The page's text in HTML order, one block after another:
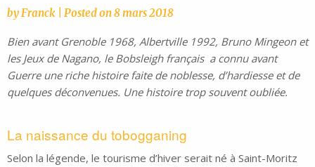
byFranck Posted on8 mars 2018
Bien avant Grenoble 1968, Albertville 1992, Bruno Mingeon et
les Jeux de Nagano, le Bobsleigh français a connu avant
Guerre une riche histoire faite de noblesse, d’hardiesse et de
quelques déconvenues. Une histoire trop souvent oubliée.
La naissance du tobogganing
Selon la légende, le tourisme d’hiver serait né à Saint-Moritz